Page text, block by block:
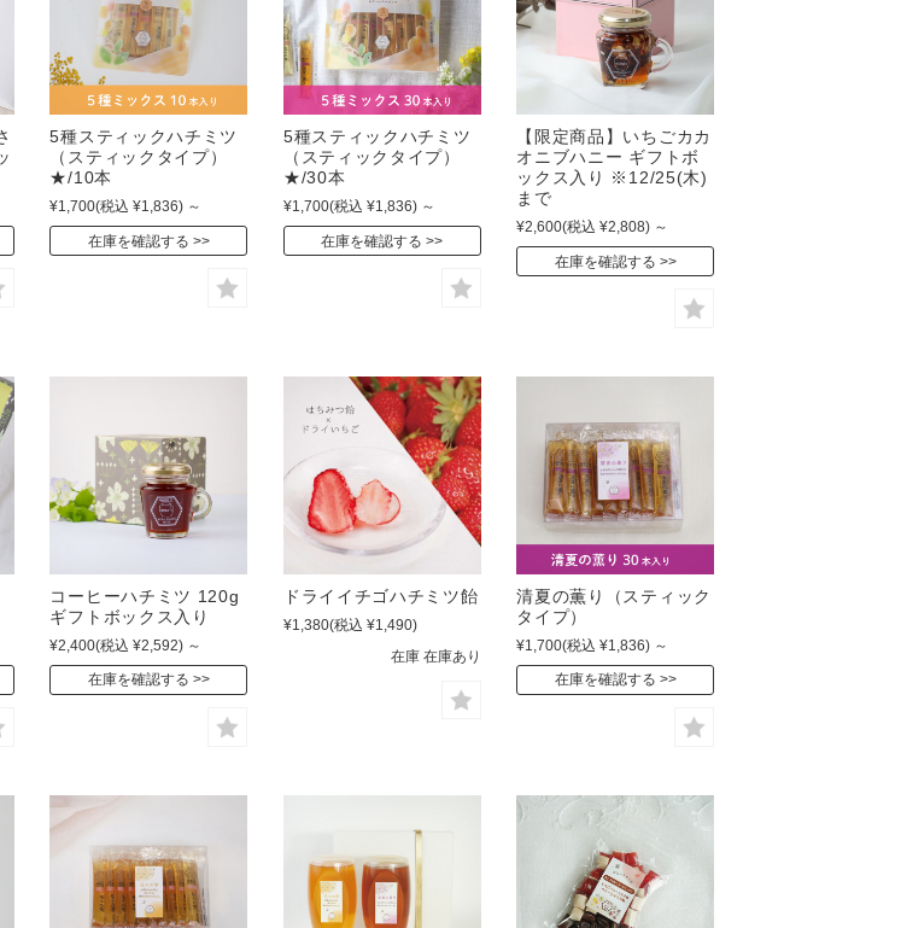
5種スティックハチミツ
（スティックタイプ）
★/10本
¥1,700(税込 ¥1,836) ～
在庫を確認する
5種スティックハチミツ
（スティックタイプ）
★/30本
¥1,700(税込 ¥1,836) ～
在庫を確認する
【限定商品】いちごカカ
オニブハニー ギフトボ
ックス入り ※12/25(木)
まで
¥2,600(税込 ¥2,808) ～
在庫を確認する
コーヒーハチミツ 120g
ギフトボックス入り
¥2,400(税込 ¥2,592) ～
在庫を確認する
ドライイチゴハチミツ飴
¥1,380(税込 ¥1,490)
在庫 在庫あり
清夏の薫り（スティック
タイプ）
¥1,700(税込 ¥1,836) ～
在庫を確認する